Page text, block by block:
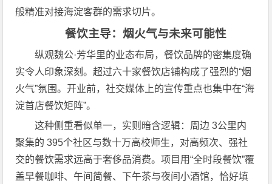
般精准对接海淀客群的需求切片。
餐饮主导：烟火气与未来可能性
纵观魏公·芳华里的业态布局，餐饮品牌的密集度确
实令人印象深刻。超过六十家餐饮店铺构成了强烈的“烟
火气”氛围。开业前，社交媒体上的宣传重点也集中在“海
淀首店餐饮矩阵”。
这种侧重看似单一，实则暗含逻辑：周边 3公里内
聚集的 395个社区与数十万高校师生，对高频次、强社
交的餐饮需求远高于奢侈品消费。项目用“全时段餐饮”覆
盖早餐咖啡、午间简餐、下午茶与夜间小酒馆，恰好填